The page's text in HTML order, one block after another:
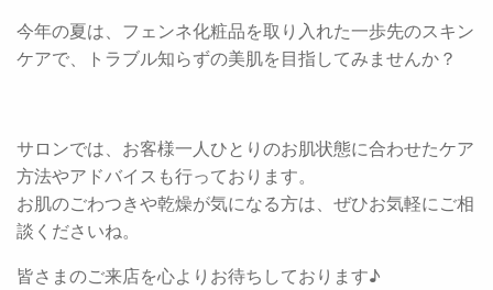
今年の夏は、フェンネ化粧品を取り入れた一歩先のスキン
ケアで、トラブル知らずの美肌を目指してみませんか？
サロンでは、お客様一人ひとりのお肌状態に合わせたケア
方法やアドバイスも行っております。
お肌のごわつきや乾燥が気になる方は、ぜひお気軽にご相
談くださいね。
皆さまのご来店を心よりお待ちしております♪